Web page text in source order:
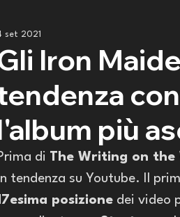
Iron
più
set 2021
di The Writing on the
tendenza su Youtube. Il
posizione dei video